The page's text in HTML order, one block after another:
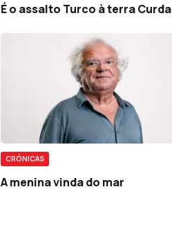
É o assalto Turco à terra Curda
CRÓNICAS
A menina vinda do mar